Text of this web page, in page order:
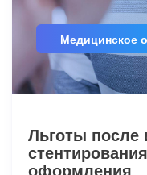
Медицинское
Льготы после
оформления